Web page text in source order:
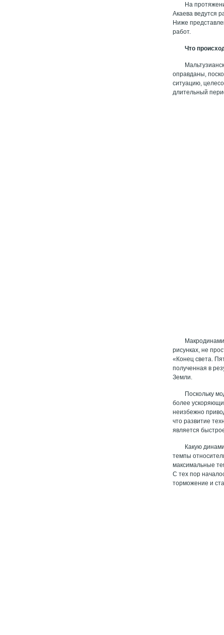
На
Акаева ведутся
Ниже
работ.
Что
оправданы,
ситуацию,
длительный
рисунках, не
«Конец света.
полученная в
Земли.
Поскольку
более
неизбежно
что развитие
является
Какую
темпы
максимальные
С тех пор
торможение и